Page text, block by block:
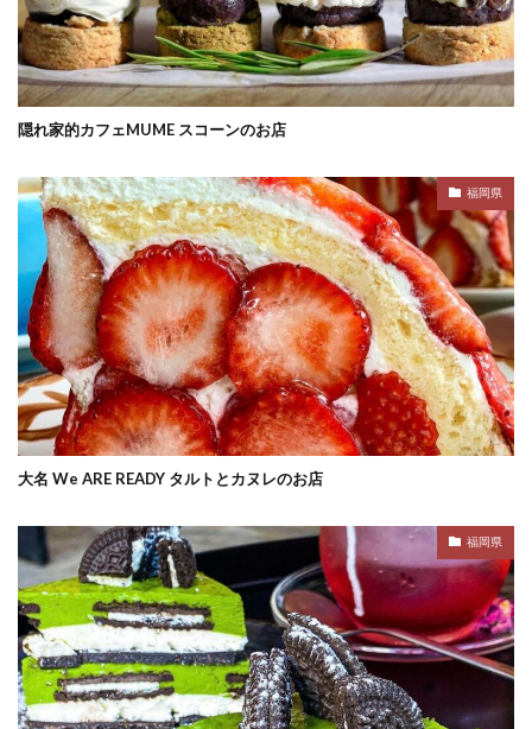
隠れ家的カフェMUME スコーンのお店
福岡県
大名 We ARE READY タルトとカヌレのお店
福岡県